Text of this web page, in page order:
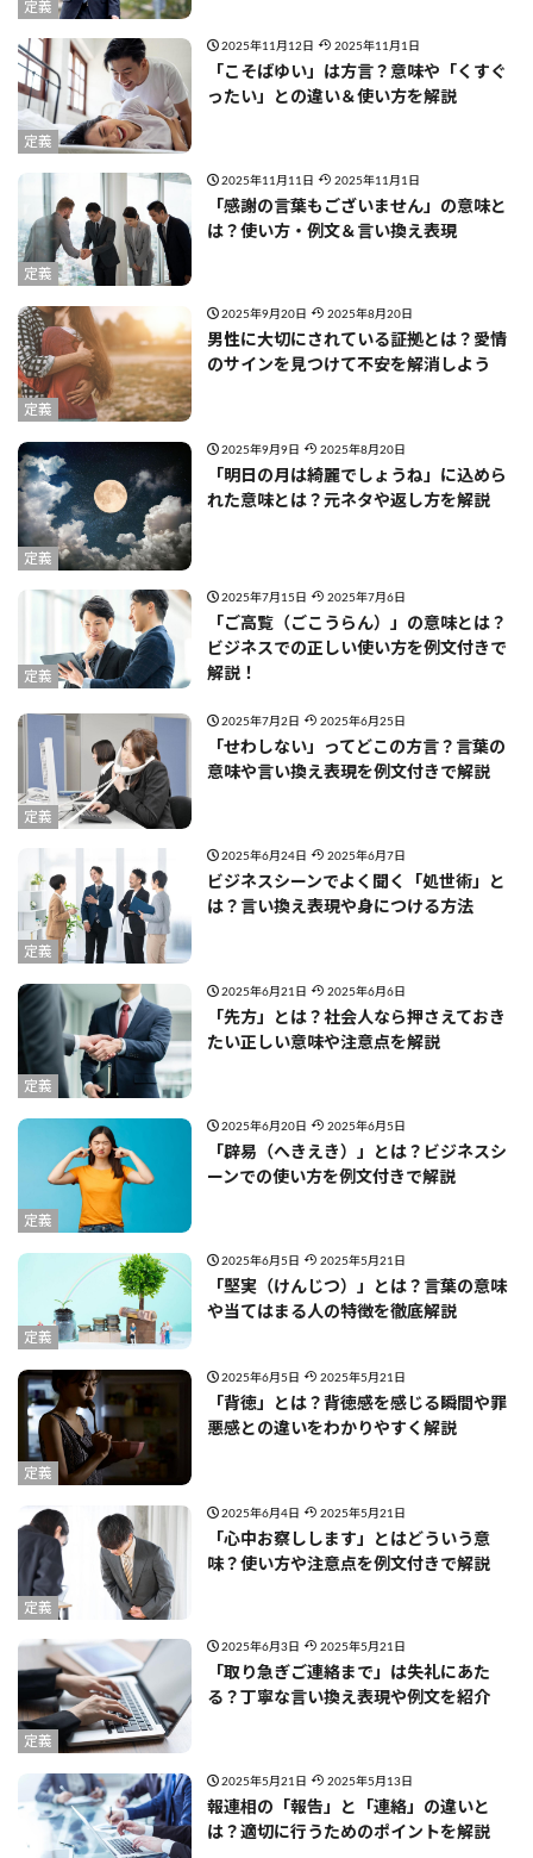
定義
定義
2025年11月12日 2025年11月1日
「こそばゆい」は方言？意味や「くすぐ
ったい」との違い＆使い方を解説
定義
2025年11月11日 2025年11月1日
「感謝の言葉もございません」の意味と
は？使い方・例文＆言い換え表現
定義
2025年9月20日 2025年8月20日
男性に大切にされている証拠とは？愛情
のサインを見つけて不安を解消しよう
定義
2025年9月9日 2025年8月20日
「明日の月は綺麗でしょうね」に込めら
れた意味とは？元ネタや返し方を解説
定義
2025年7月15日 2025年7月6日
「ご高覧（ごこうらん）」の意味とは？
ビジネスでの正しい使い方を例文付きで
解説！
定義
2025年7月2日 2025年6月25日
「せわしない」ってどこの方言？言葉の
意味や言い換え表現を例文付きで解説
定義
2025年6月24日 2025年6月7日
ビジネスシーンでよく聞く「処世術」と
は？言い換え表現や身につける方法
定義
2025年6月21日 2025年6月6日
「先方」とは？社会人なら押さえておき
たい正しい意味や注意点を解説
定義
2025年6月20日 2025年6月5日
「辟易（へきえき）」とは？ビジネスシ
ーンでの使い方を例文付きで解説
定義
2025年6月5日 2025年5月21日
「堅実（けんじつ）」とは？言葉の意味
や当てはまる人の特徴を徹底解説
定義
2025年6月5日 2025年5月21日
「背徳」とは？背徳感を感じる瞬間や罪
悪感との違いをわかりやすく解説
定義
2025年6月4日 2025年5月21日
「心中お察しします」とはどういう意
味？使い方や注意点を例文付きで解説
定義
2025年6月3日 2025年5月21日
「取り急ぎご連絡まで」は失礼にあた
る？丁寧な言い換え表現や例文を紹介
2025年5月21日 2025年5月13日
報連相の「報告」と「連絡」の違いと
は？適切に行うためのポイントを解説